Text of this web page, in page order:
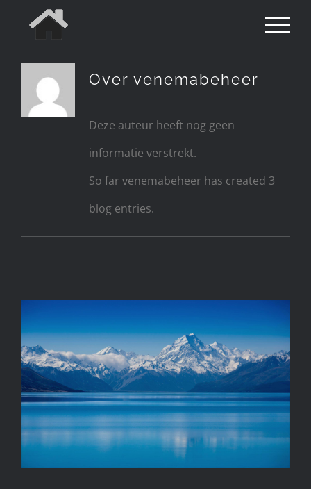
Over venemabeheer
Deze auteur heeft nog geen
informatie verstrekt.
So far venemabeheer has created 3
blog entries.
PHOTOGRAPHY ADVICE I GIVE
EVERY TIME